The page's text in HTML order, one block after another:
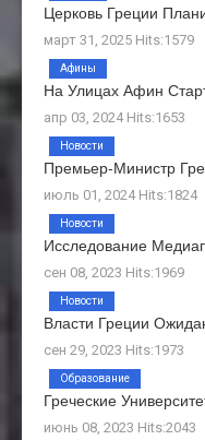
Церковь Греции
март 31, 2025 Hits:1579
На Улицах Афин
апр 03, 2024 Hits:1653
Афины
Премьер-Министр
июль 01, 2024 Hits:1824
Новости
Исследование
сен 08, 2023 Hits:1969
Новости
Власти Греции
сен 29, 2023 Hits:1973
Новости
Греческие
июнь 08, 2023 Hits:2043
Образование